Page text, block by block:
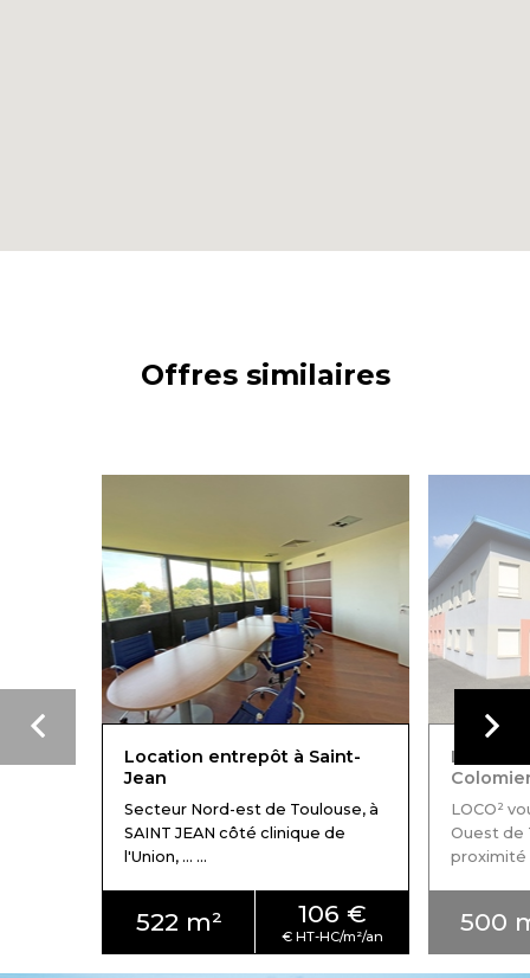
Offres similaires
Location entrepôt à Saint-
Jean
Secteur Nord-est de Toulouse, à
SAINT JEAN côté clinique de
l'Union, ... ...
522 m² 106 €
LOCO²
Ouest de
proximité
500